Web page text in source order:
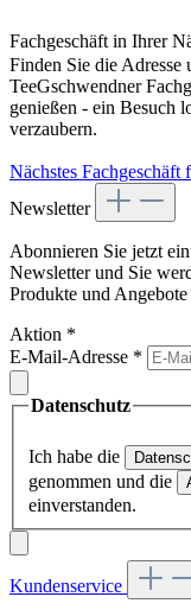
Fachgeschäft in Ihrer
Finden Sie die Adresse
TeeGschwendner
genießen - ein Besuch
verzaubern.
Nächstes Fachgeschäft
Newsletter
Abonnieren Sie jetzt
Newsletter und Sie
Produkte und
Aktion *
E-Mail-Adresse *
Datenschutz
Ich habe die
genommen und die
einverstanden.
Kundenservice